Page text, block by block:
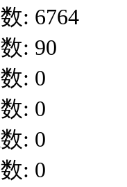
: 6764
: 90
: 0
: 0
: 0
: 0